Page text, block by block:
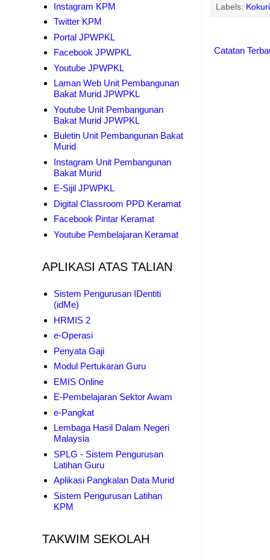
Labels:
Catatan
Instagram KPM
Twitter KPM
Portal JPWPKL
Facebook JPWPKL
Youtube JPWPKL
Laman Web Unit Pembangunan
Bakat Murid JPWPKL
Youtube Unit Pembangunan
Bakat Murid JPWPKL
Buletin Unit Pembangunan Bakat
Murid
Instagram Unit Pembangunan
Bakat Murid
E-Sijil JPWPKL
Digital Classroom PPD Keramat
Facebook Pintar Keramat
Youtube Pembelajaran Keramat
APLIKASI ATAS TALIAN
Sistem Pengurusan IDentiti
(idMe)
HRMIS 2
e-Operasi
Penyata Gaji
Modul Pertukaran Guru
EMIS Online
E-Pembelajaran Sektor Awam
e-Pangkat
Lembaga Hasil Dalam Negeri
Malaysia
SPLG - Sistem Pengurusan
Latihan Guru
Aplikasi Pangkalan Data Murid
Sistem Pengurusan Latihan
KPM
TAKWIM SEKOLAH